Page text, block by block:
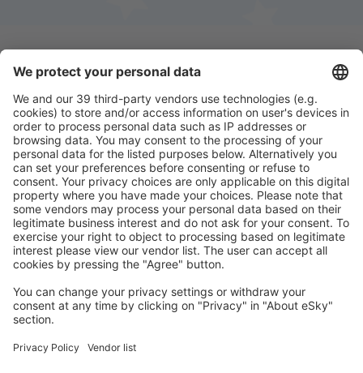
Ladda ner vår appför att enkelt planera
dina resor
Planera din resa
Billiga flyg
Weekendresor